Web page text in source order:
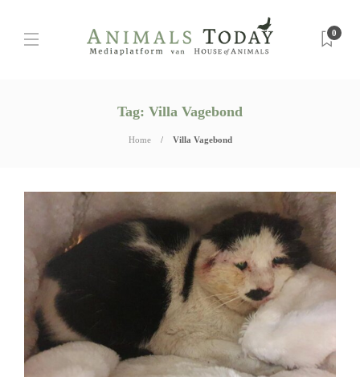
0
Tag: Villa Vagebond
Home Villa Vagebond